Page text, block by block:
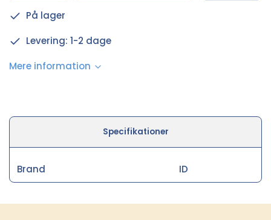
På lager
Levering: 1-2 dage
Mere information
Specifikationer
Brand ID